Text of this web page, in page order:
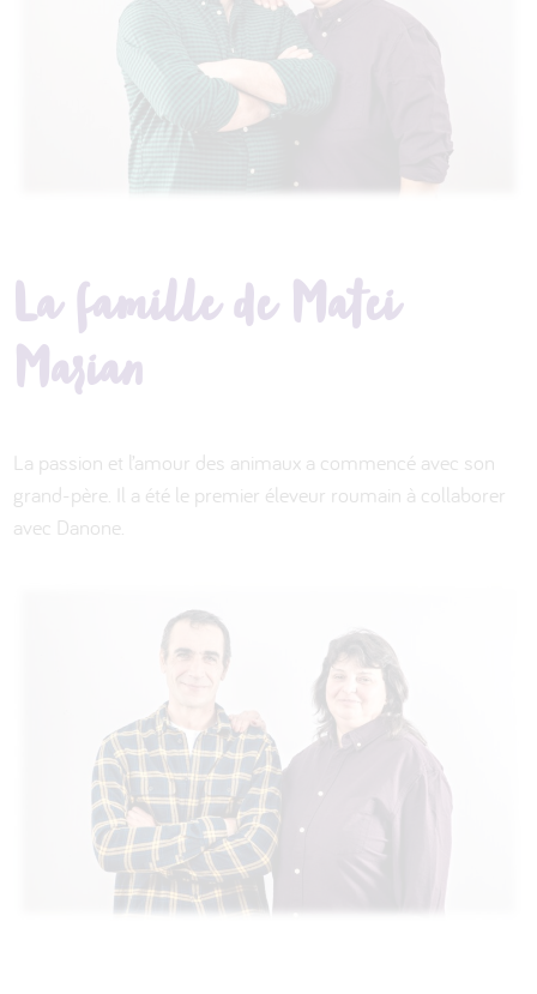
La famille de Matei
Marian
La passion et l’amour des animaux a commencé avec son
grand-père. Il a été le premier éleveur roumain à collaborer
avec Danone.